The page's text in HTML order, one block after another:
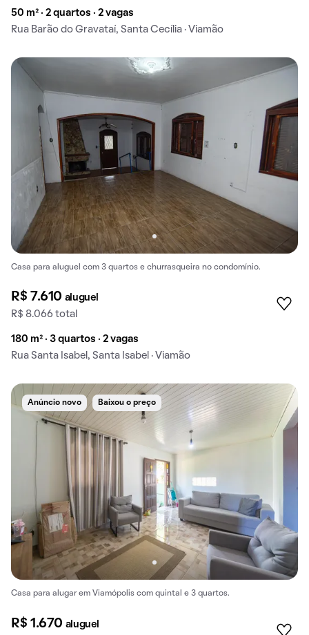
50 m² · 2 quartos · 2 vagas
Rua Barão do Gravataí, Santa Cecília · Viamão
Casa para aluguel com 3 quartos e churrasqueira no condomínio.
R$ 7.610 aluguel
R$ 8.066 total
180 m² · 3 quartos · 2 vagas
Rua Santa Isabel, Santa Isabel · Viamão
Anúncio novo Baixou o preço
Casa para alugar em Viamópolis com quintal e 3 quartos.
R$ 1.670 aluguel